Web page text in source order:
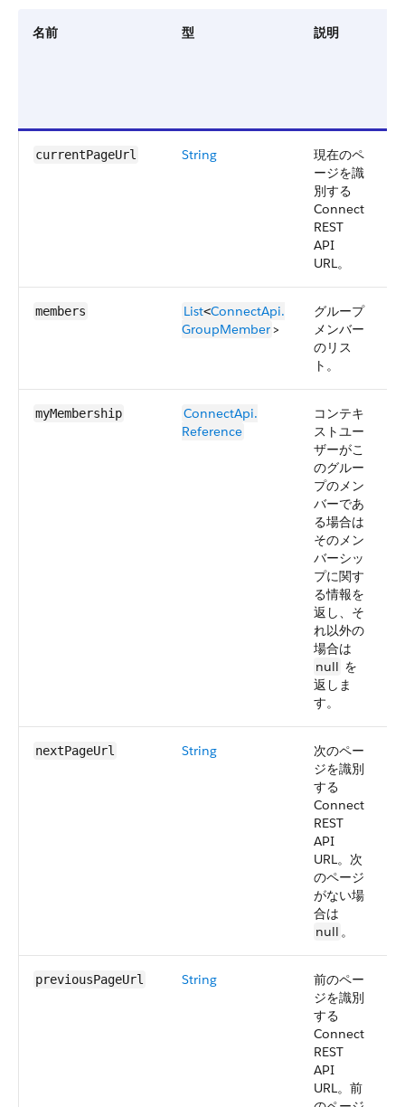
名前 型 説明
currentPageUrl String
現在のペ
ージを識
別する
Connect
REST
API
URL。
members List<ConnectApi.​
GroupMember>
グループ
メンバー
のリス
ト。
myMembership
ConnectApi.​​
Reference
コンテキ
ストユー
ザーがこ
のグルー
プのメン
バーであ
る場合は
そのメン
バーシッ
プに関す
る情報を
返し、そ
れ以外の
場合は
null を
返しま
す。
nextPageUrl String
次のペー
ジを識別
する
Connect
REST
API
URL。次
のページ
がない場
合は
null 。
previousPageUrl String
前のペー
ジを識別
する
Connect
REST
API
URL。前